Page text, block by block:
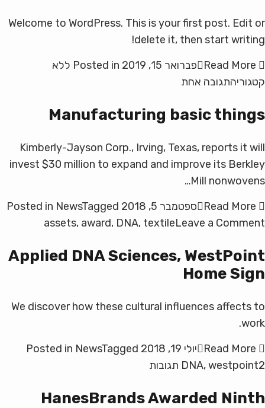
Welcome to WordPress. This is your first post. Edit or
delete it, then start writing!
Read More
פברואר 15, 2019 Posted in ללא
קטגוריהתגובה אחת
world!
Manufacturing basic things
Kimberly-Jayson Corp., Irving, Texas, reports it will
invest $30 million to expand and improve its Berkley
Mill nonwovens…
Read More
ספטמבר 5, 2018 Posted in NewsTagged
assets, award, DNA, textileLeave a Comment
basic
Applied DNA Sciences, WestPoint
Home Sign
We discover how these cultural influences affects to
work.
Read More
יולי 19, 2018 Posted in NewsTagged
DNA,westpoint2 תגובות
DNA
HanesBrands Awarded Ninth